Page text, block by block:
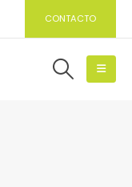
CONTACTO